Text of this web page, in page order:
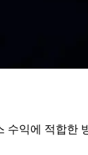
수익에 적합한